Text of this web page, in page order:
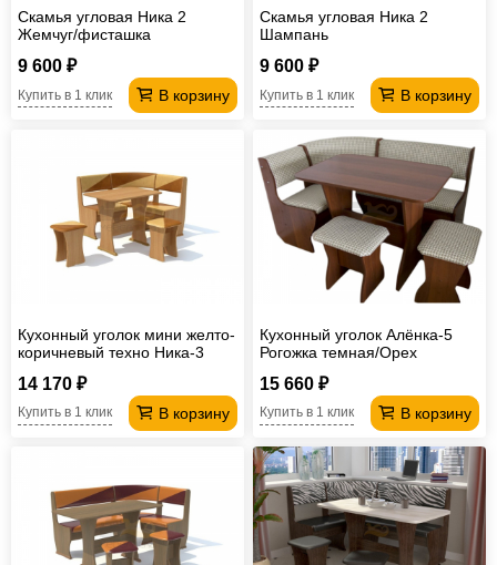
компьютер
для
Мебель
Кресла-
Косметологическое
оборудование
Скамья угловая Ника 2
Жемчуг/фисташка
9 600 ₽
В корзину
Купить в 1 клик
Скамья угловая Ника 2
Шампань
9 600 ₽
В корзину
Купить в 1 клик
Кухонный уголок мини желто-
коричневый техно Ника-3
14 170 ₽
В корзину
Купить в 1 клик
Кухонный уголок Алёнка-5
Рогожка темная/Орех
15 660 ₽
В корзину
Купить в 1 клик